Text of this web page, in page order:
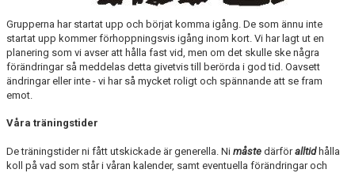
Grupperna har startat upp och börjat komma igång. De som ännu inte
startat upp kommer förhoppningsvis igång inom kort. Vi har lagt ut en
planering som vi avser att hålla fast vid, men om det skulle ske några
förändringar så meddelas detta givetvis till berörda i god tid. Oavsett
ändringar eller inte - vi har så mycket roligt och spännande att se fram
emot.
Våra träningstider
De träningstider ni fått utskickade är generella. Ni måste därföralltidhålla
koll på vad som står i våran kalender, samt eventuella förändringar och